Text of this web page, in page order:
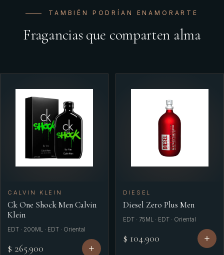
TAMBIÉN PODRÍAN ENAMORARTE
Fragancias que comparten alma
CALVIN KLEIN
Ck One Shock Men Calvin
Klein
EDT · 200ML · EDT · Oriental
$ 265.900
DIESEL
Diesel Zero Plus Men
EDT · 75ML · EDT · Oriental
$ 104.900